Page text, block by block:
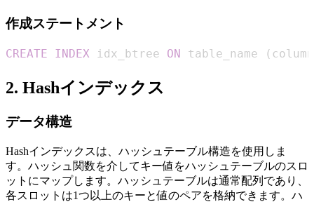
作成ステートメント
CREATE INDEX idx_btree ON table_name (
2. Hashインデックス
データ構造
Hashインデックスは、ハッシュテーブル構造を使用しま
す。ハッシュ関数を介してキー値をハッシュテーブルのスロ
ットにマップします。ハッシュテーブルは通常配列であり、
各スロットは1つ以上のキーと値のペアを格納できます。ハ